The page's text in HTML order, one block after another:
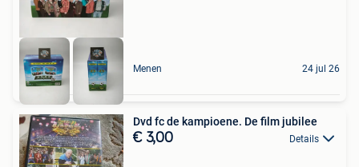
Menen 24 jul 26
Dvd fc de kampioene. De film jubilee
€ 3,00 Details